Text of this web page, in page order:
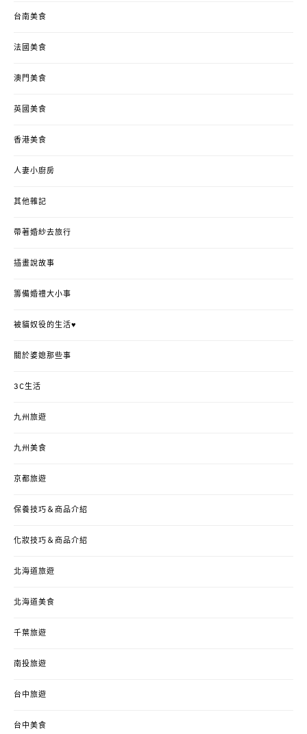
台南美食
法國美食
澳門美食
英國美食
香港美食
人妻小廚房
其他雜記
帶著婚紗去旅行
插畫說故事
籌備婚禮大小事
被貓奴役的生活♥
關於婆媳那些事
3C生活
九州旅遊
九州美食
京都旅遊
保養技巧＆商品介紹
化妝技巧＆商品介紹
北海道旅遊
北海道美食
千葉旅遊
南投旅遊
台中旅遊
台中美食